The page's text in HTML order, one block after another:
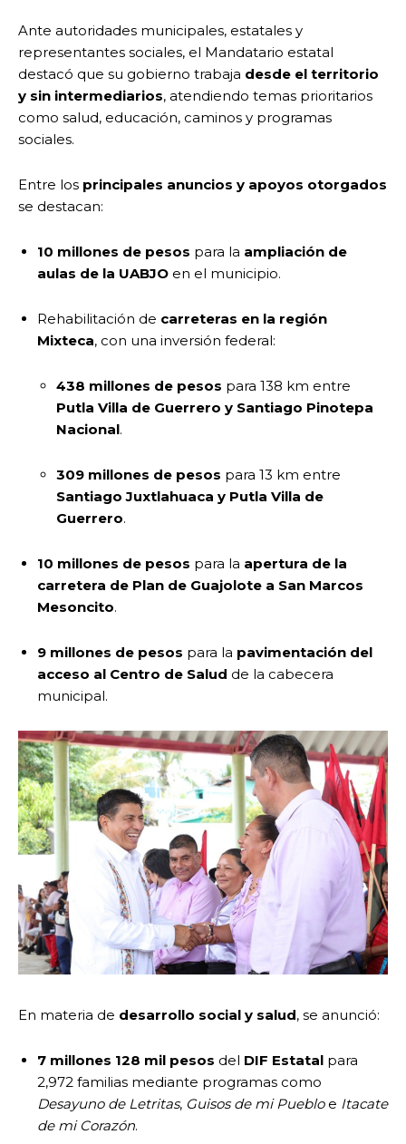
Ante autoridades municipales, estatales y
representantes sociales, el Mandatario estatal
destacó que su gobierno trabaja desde el territorio
y sin intermediarios, atendiendo temas prioritarios
como salud, educación, caminos y programas
sociales.
Entre los principales anuncios y apoyos otorgados
se destacan:
10 millones de pesos para la ampliación de
aulas de la UABJO en el municipio.
Rehabilitación de carreteras en la región
Mixteca, con una inversión federal:
438 millones de pesos para 138 km entre
Putla Villa de Guerrero y Santiago Pinotepa
Nacional.
309 millones de pesos para 13 km entre
Santiago Juxtlahuaca y Putla Villa de
Guerrero.
10 millones de pesos para la apertura de la
carretera de Plan de Guajolote a San Marcos
Mesoncito.
9 millones de pesos para la pavimentación del
acceso al Centro de Salud de la cabecera
municipal.
En materia de desarrollo social y salud, se anunció:
7 millones 128 mil pesos del DIF Estatal para
2,972 familias mediante programas como
Desayuno de Letritas, Guisos de mi Puebloe Itacate
de mi Corazón.